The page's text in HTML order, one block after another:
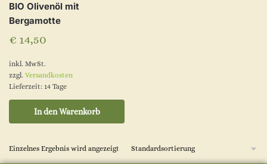
BIO Olivenöl mit
Bergamotte
€ 14,50
inkl. MwSt.
zzgl. Versandkosten
Lieferzeit: 14 Tage
In den Warenkorb
Einzelnes Ergebnis wird angezeigt